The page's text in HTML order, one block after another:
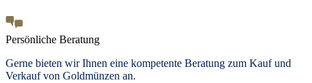
Persönliche Beratung
Gerne bieten wir Ihnen eine kompetente Beratung zum Kauf und
Verkauf von Goldmünzen an.